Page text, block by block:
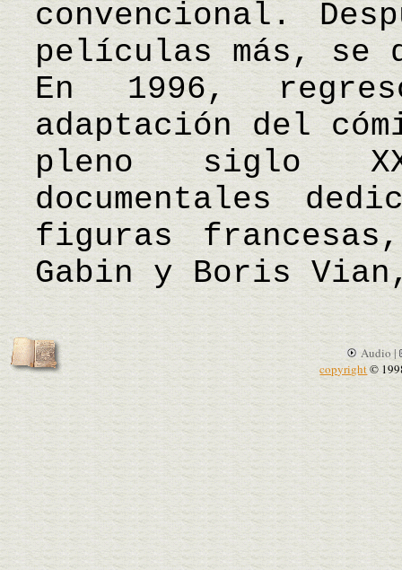
convencional.
películas más,
En 1996,
adaptación del
pleno siglo
documentales
figuras
Gabin y Boris
Audio |
copyright©